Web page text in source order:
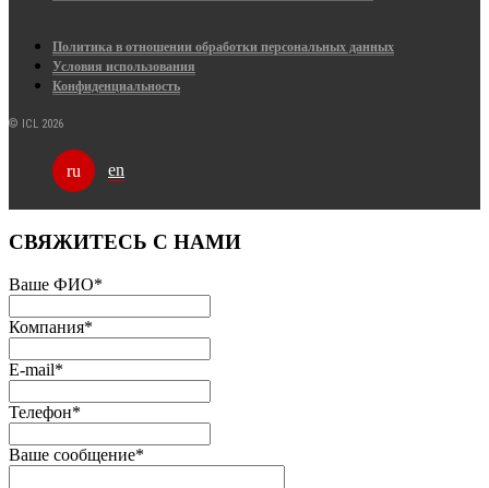
Политика в отношении обработки персональных данных
Условия использования
Конфиденциальность
© ICL 2026
ru en
СВЯЖИТЕСЬ С НАМИ
Ваше ФИО*
Компания*
E-mail*
Телефон*
Ваше сообщение*